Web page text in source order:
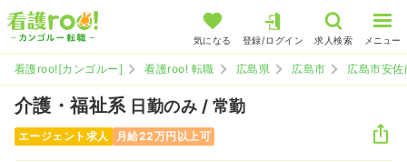
気になる 登録/ログイン 求人検索 メニュー
看護roo![カンゴルー] 看護roo! 転職 広島県 広島市 広島市安佐
介護・福祉系 日勤のみ / 常勤
エージェント求人 月給22万円以上可